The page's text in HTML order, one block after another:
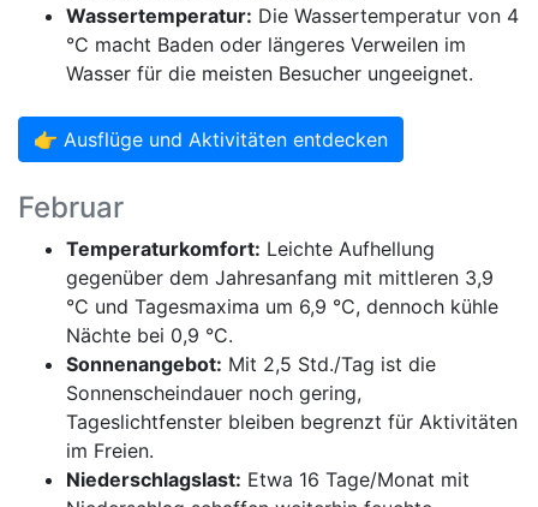
Wassertemperatur: Die Wassertemperatur von 4
°C macht Baden oder längeres Verweilen im
Wasser für die meisten Besucher ungeeignet.
👉 Ausflüge und Aktivitäten entdecken
Februar
Temperaturkomfort: Leichte Aufhellung
gegenüber dem Jahresanfang mit mittleren 3,9
°C und Tagesmaxima um 6,9 °C, dennoch kühle
Nächte bei 0,9 °C.
Sonnenangebot: Mit 2,5 Std./Tag ist die
Sonnenscheindauer noch gering,
Tageslichtfenster bleiben begrenzt für Aktivitäten
im Freien.
Niederschlagslast: Etwa 16 Tage/Monat mit